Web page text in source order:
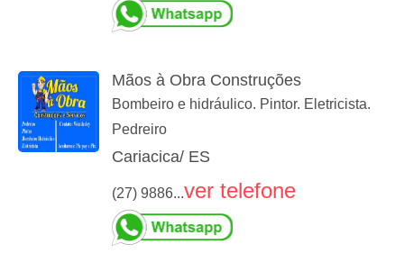
Mãos à Obra Construções
Bombeiro e hidráulico. Pintor. Eletricista.
Pedreiro
Cariacica/ ES
(27) 9886...ver telefone